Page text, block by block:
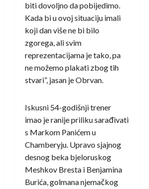
biti dovoljno da pobijedimo.
Kada bi u ovoj situaciju imali
koji dan više ne bi bilo
zgorega, ali svim
reprezentacijama je tako, pa
ne možemo plakati zbog tih
stvari”, jasan je Obrvan.
Iskusni 54-godišnji trener
imao je ranije priliku sarađivati
s Markom Panićem u
Chamberyju. Upravo sjajnog
desnog beka bjeloruskog
Meshkov Bresta i Benjamina
Burića, golmana njemačkog